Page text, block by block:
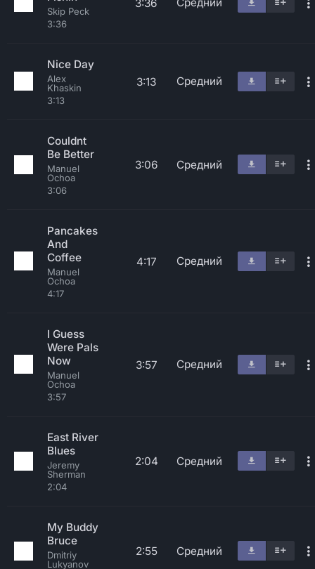
Skip Peck
3:36
3:36
Nice Day
Alex
Khaskin
3:13
3:13 Средний
Couldnt
Be Better
Manuel
Ochoa
3:06
3:06 Средний
Pancakes
And
Coffee
Manuel
Ochoa
4:17
4:17 Средний
I Guess
Were Pals
Now
Manuel
Ochoa
3:57
3:57 Средний
East River
Blues
Jeremy
Sherman
2:04
2:04 Средний
My Buddy
Bruce
Dmitriy
Lukyanov
2:55 Средний